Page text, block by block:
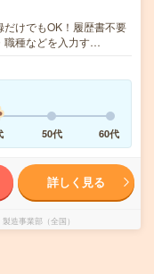
けでもOK！履歴書不要
職種などを入力す…
50代 60代
詳しく見る
造事業部（全国）